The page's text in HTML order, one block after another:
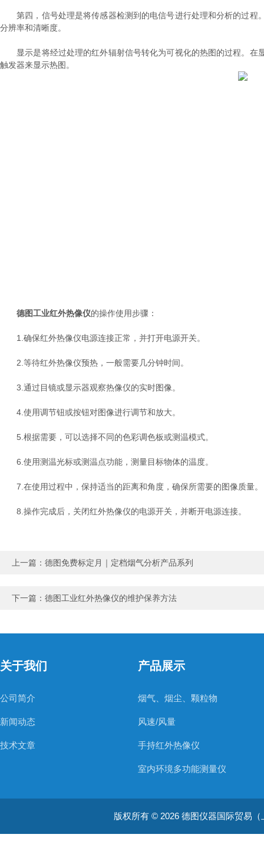
第四，信号处理是将传感器检测到的电信号进行处理和分析的过程
分辨率和清晰度。
显示是将经过处理的红外辐射信号转化为可视化的热图的过程。在
触发器来显示热图。
德图工业红外热像仪的操作使用步骤：
1.确保红外热像仪电源连接正常，并打开电源开关。
2.等待红外热像仪预热，一般需要几分钟时间。
3.通过目镜或显示器观察热像仪的实时图像。
4.使用调节钮或按钮对图像进行调节和放大。
5.根据需要，可以选择不同的色彩调色板或测温模式。
6.使用测温光标或测温点功能，测量目标物体的温度。
7.在使用过程中，保持适当的距离和角度，确保所需要的图像质量。
8.操作完成后，关闭红外热像仪的电源开关，并断开电源连接。
上一篇： 德图免费标定月｜定档烟气分析产品系列
下一篇： 德图工业红外热像仪的维护保养方法
关于我们
公司简介
新闻动态
技术文章
产品展示
烟气、烟尘、颗粒物
风速/风量
手持红外热像仪
室内环境多功能测量仪
温湿度仪器
版权所有 © 2026 德图仪器国际贸易